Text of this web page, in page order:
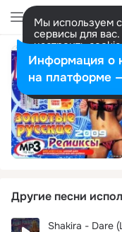
Мы используем
сервисы для
настроить
представитель.
Разрешить все
Другие песни
Shakira - Dare
Информация о
на платформе